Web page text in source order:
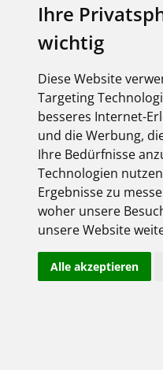
Ihre
wichtig
Diese Website
Targeting
besseres Internet-
und die Werbung,
Ihre Bedürfnisse
Technologien
Ergebnisse zu
woher unsere
unsere Website
Alle akzeptieren
Derzeit liegen
Online-Shop Login
Bitte geben Sie